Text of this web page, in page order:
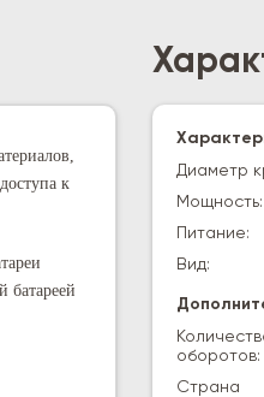
к
батареей
Диаметр
Мощность:
Питание:
Вид:
оборотов:
Страна